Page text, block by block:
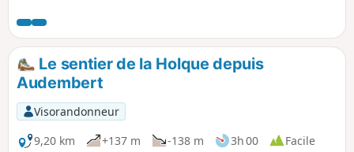
peut s'avérer utile.
Le sentier de la Holque depuis
Audembert
Visorandonneur
9,20 km
+137 m -138 m 3h 00
Facile